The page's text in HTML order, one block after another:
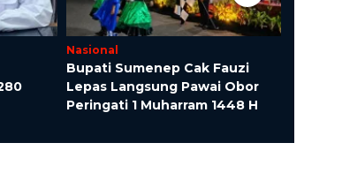
Nasional
Bupati Sumenep Cak Fauzi
Lepas Langsung Pawai Obor
Peringati 1 Muharram 1448 H